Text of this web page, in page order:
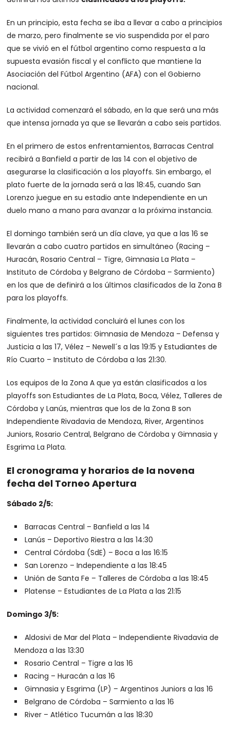
En un principio, esta fecha se iba a llevar a cabo a principios
de marzo, pero finalmente se vio suspendida por el paro
que se vivió en el fútbol argentino como respuesta a la
supuesta evasión fiscal y el conflicto que mantiene la
Asociación del Fútbol Argentino (AFA) con el Gobierno
nacional.
La actividad comenzará el sábado, en la que será una más
que intensa jornada ya que se llevarán a cabo seis partidos.
En el primero de estos enfrentamientos, Barracas Central
recibirá a Banfield a partir de las 14 con el objetivo de
asegurarse la clasificación a los playoffs. Sin embargo, el
plato fuerte de la jornada será a las 18:45, cuando San
Lorenzo juegue en su estadio ante Independiente en un
duelo mano a mano para avanzar a la próxima instancia.
El domingo también será un día clave, ya que a las 16 se
llevarán a cabo cuatro partidos en simultáneo (Racing –
Huracán, Rosario Central – Tigre, Gimnasia La Plata –
Instituto de Córdoba y Belgrano de Córdoba – Sarmiento)
en los que de definirá a los últimos clasificados de la Zona B
para los playoffs.
Finalmente, la actividad concluirá el lunes con los
siguientes tres partidos: Gimnasia de Mendoza – Defensa y
Justicia a las 17, Vélez – Newell´s a las 19:15 y Estudiantes de
Río Cuarto – Instituto de Córdoba a las 21:30.
Los equipos de la Zona A que ya están clasificados a los
playoffs son Estudiantes de La Plata, Boca, Vélez, Talleres de
Córdoba y Lanús, mientras que los de la Zona B son
Independiente Rivadavia de Mendoza, River, Argentinos
Juniors, Rosario Central, Belgrano de Córdoba y Gimnasia y
Esgrima La Plata.
El cronograma y horarios de la novena
fecha del Torneo Apertura
Sábado 2/5:
Barracas Central – Banfield a las 14
Lanús – Deportivo Riestra a las 14:30
Central Córdoba (SdE) – Boca a las 16:15
San Lorenzo – Independiente a las 18:45
Unión de Santa Fe – Talleres de Córdoba a las 18:45
Platense – Estudiantes de La Plata a las 21:15
Domingo 3/5:
Aldosivi de Mar del Plata – Independiente Rivadavia de
Mendoza a las 13:30
Rosario Central – Tigre a las 16
Racing – Huracán a las 16
Gimnasia y Esgrima (LP) – Argentinos Juniors a las 16
Belgrano de Córdoba – Sarmiento a las 16
River – Atlético Tucumán a las 18:30